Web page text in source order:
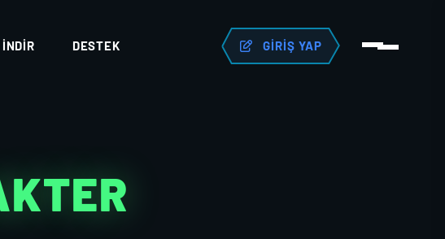
İNDIR DESTEK GIRIŞ YAP